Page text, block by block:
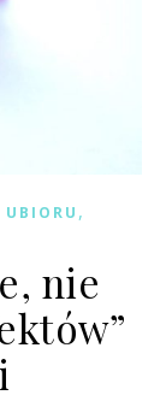
UBIORU ,
nie